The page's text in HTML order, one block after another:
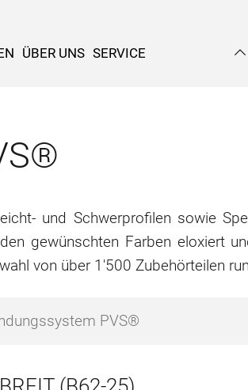
ÜBER UNS SERVICE
und Schwerprofilen sowie
gewünschten Farben eloxiert
von über 1'500 Zubehörteilen